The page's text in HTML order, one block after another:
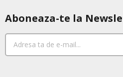
Aboneaza-te la